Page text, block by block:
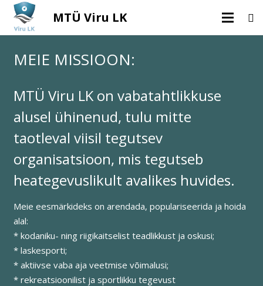
MTÜ Viru LK
MEIE MISSIOON:
MTÜ Viru LK on vabatahtlikkuse
alusel ühinenud, tulu mitte
taotleval viisil tegutsev
organisatsioon, mis tegutseb
heategevuslikult avalikes huvides.
Meie eesmärkideks on arendada, populariseerida ja hoida
alal:
* kodaniku- ning riigikaitselist teadlikkust ja oskusi;
* laskesporti;
* aktiivse vaba aja veetmise võimalusi;
* rekreatsioonilist ja sportlikku tegevust